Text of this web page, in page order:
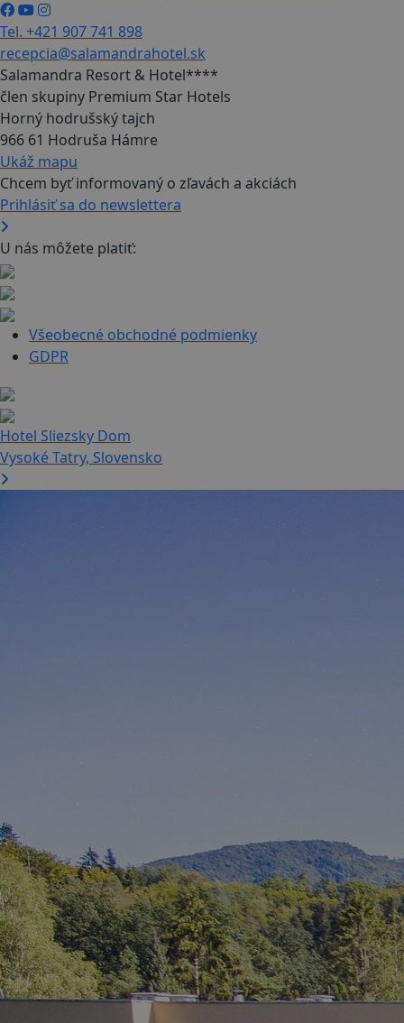
Tel. +421 907 741 898
recepcia@salamandrahotel.sk
Salamandra Resort & Hotel****
člen skupiny Premium Star Hotels
Horný hodrušský tajch
966 61 Hodruša Hámre
Ukáž mapu
Chcem byť informovaný o zľavách a akciách
Prihlásiť sa do newslettera
U nás môžete platiť:
Všeobecné obchodné podmienky
GDPR
Hotel Sliezsky Dom
Vysoké Tatry, Slovensko